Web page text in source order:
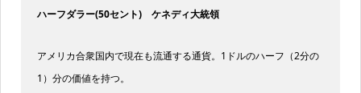
ハーフダラー(50セント) ケネディ大統領
アメリカ合衆国内で現在も流通する通貨。1ドルのハーフ（2分の
1）分の価値を持つ。